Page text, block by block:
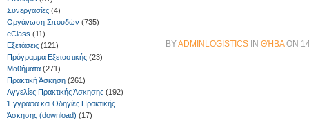
Συνεργασίες (4)
Οργάνωση Σπουδών (735)
eClass (11)
Εξετάσεις (121)
Πρόγραμμα Εξεταστικής (23)
Μαθήματα (271)
Πρακτική Άσκηση (261)
Αγγελίες Πρακτικής Άσκησης (192)
Έγγραφα και Οδηγίες Πρακτικής
Άσκησης (download) (17)
BYADMINLOGISTICS IN ΘΉΒΑON